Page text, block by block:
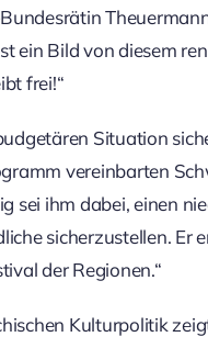
ein Bild von diesem
frei!“
Situation
vereinbarten
sei ihm dabei, einen
sicherzustellen.
der Regionen.“
Kulturpolitik